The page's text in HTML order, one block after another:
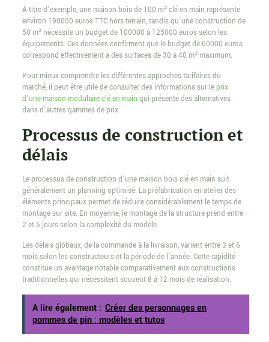
À titre d’exemple, une maison bois de 100 m² clé en main représente
environ 190000 euros TTC hors terrain, tandis qu’une construction de
50 m² nécessite un budget de 100000 à 125000 euros selon les
équipements. Ces données confirment que le budget de 60000 euros
correspond effectivement à des surfaces de 30 à 40 m² maximum.
Pour mieux comprendre les différentes approches tarifaires du
marché, il peut être utile de consulter des informations sur leprix
d’une maison modulaire clé en main qui présente des alternatives
dans d’autres gammes de prix.
Processus de construction et
délais
Le processus de construction d’une maison bois clé en main suit
généralement un planning optimisé. La préfabrication en atelier des
éléments principaux permet de réduire considérablement le temps de
montage sur site. En moyenne, le montage de la structure prend entre
2 et 5 jours selon la complexité du modèle.
Les délais globaux, de la commande à la livraison, varient entre 3 et 6
mois selon les constructeurs et la période de l’année. Cette rapidité
constitue un avantage notable comparativement aux constructions
traditionnelles qui nécessitent souvent 8 à 12 mois de réalisation.
A lire également : Créer des personnages en
pommes de pin : modèles et tutos